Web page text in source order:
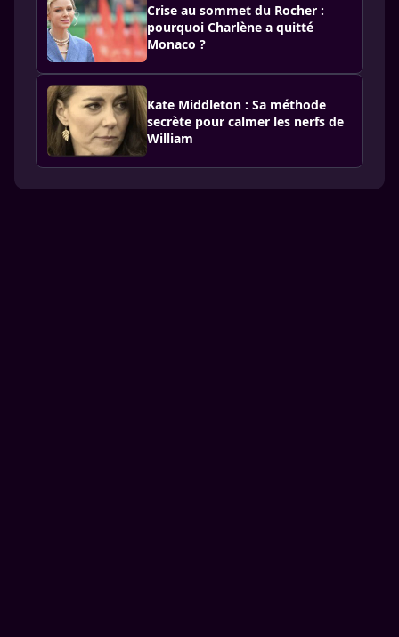
Crise au sommet du Rocher :
pourquoi Charlène a quitté
Monaco ?
Kate Middleton : Sa méthode
secrète pour calmer les nerfs de
William